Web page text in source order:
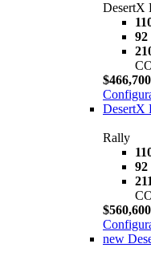
DesertX
92
DesertX
Rally
92
new